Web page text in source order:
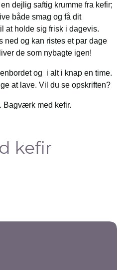
dejlig saftig krumme fra kefir;
både smag og få dit
at holde sig frisk i dagevis.
ned og kan ristes et par dage
de som nybagte igen!
og i alt i knap en time.
at lave. Vil du se opskriften?
Bagværk med kefir.
kefir